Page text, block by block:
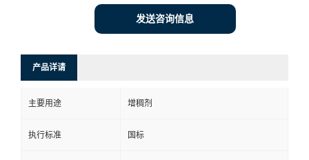
发送咨询信息
产品详请
主要用途 增稠剂
执行标准 国标